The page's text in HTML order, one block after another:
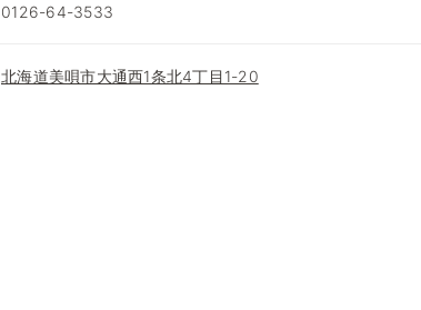
0126-64-3533
北海道美唄市大通西1条北4丁目1-20